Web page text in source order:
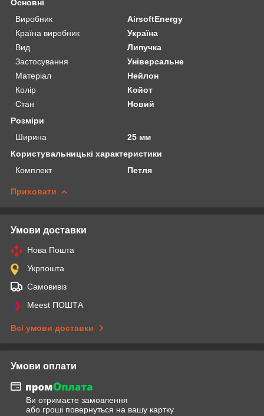
Основні
Виробник
AirsoftEnergy
Країна виробник
Україна
Вид
Липучка
Застосування
Універсальне
Матеріал
Нейлон
Колір
Койот
Стан
Новий
Розміри
Ширина
25 мм
Користувальницькі характеристики
Комплект
Петля
Приховати
Умови доставки
Нова Пошта
Укрпошта
Самовивіз
Meest ПОШТА
Всі умови доставки
Умови оплати
Ви отримаєте замовлення
або гроші повернуться на вашу картку